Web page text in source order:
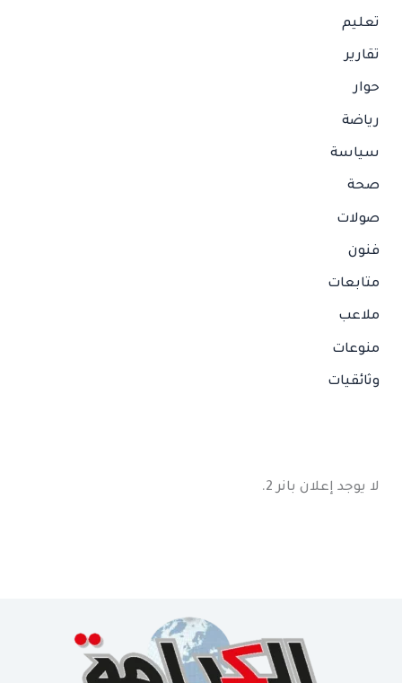
تعليم
تقارير
حوار
رياضة
سياسة
صحة
صولات
فنون
متابعات
ملاعب
منوعات
وثائقيات
لا يوجد إعلان بانر 2.